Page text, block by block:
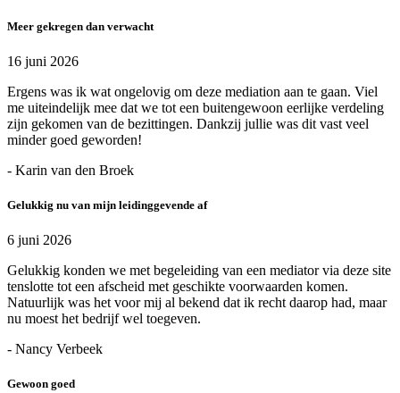
Meer gekregen dan verwacht
16 juni 2026
Ergens was ik wat ongelovig om deze mediation aan te gaan. Viel
me uiteindelijk mee dat we tot een buitengewoon eerlijke verdeling
zijn gekomen van de bezittingen. Dankzij jullie was dit vast veel
minder goed geworden!
- Karin van den Broek
Gelukkig nu van mijn leidinggevende af
6 juni 2026
Gelukkig konden we met begeleiding van een mediator via deze site
tenslotte tot een afscheid met geschikte voorwaarden komen.
Natuurlijk was het voor mij al bekend dat ik recht daarop had, maar
nu moest het bedrijf wel toegeven.
- Nancy Verbeek
Gewoon goed